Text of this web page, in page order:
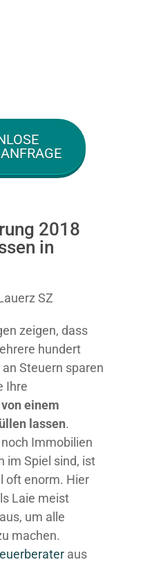
2018
in
zeigen, dass
hundert
Steuern sparen
Ihre
einem
lassen.
Immobilien
im Spiel sind, ist
oft enorm. Hier
Laie meist
um alle
machen.
aus